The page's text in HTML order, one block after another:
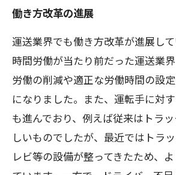
働き方改革の進展
運送業界でも働き方改革が進展し
時間労働が当たり前だった運送業
労働の削減や適正な労働時間の設
になりました。また、運転手に対
も進んでおり、例えば従来はトラ
しいものでしたが、最近ではトラ
レビ等の設備が整ってきたため、